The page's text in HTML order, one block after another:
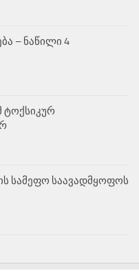
– ნაწილი 4
ტოქსიკურ
სამეფო საავადმყოფოს